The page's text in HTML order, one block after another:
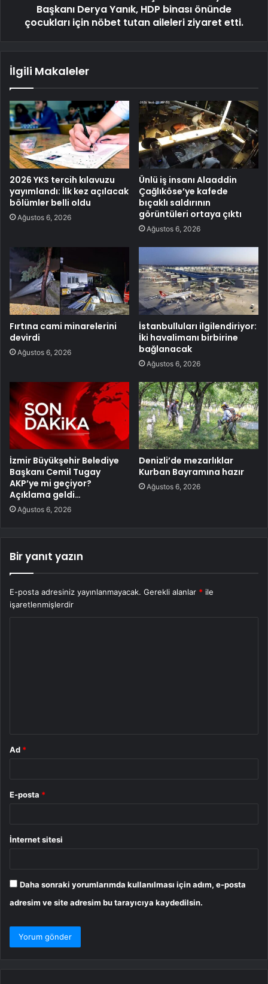
Başkanı Derya Yanık, HDP binası önünde
çocukları için nöbet tutan aileleri ziyaret etti.
İlgili Makaleler
2026 YKS tercih kılavuzu
yayımlandı: İlk kez açılacak
bölümler belli oldu
Ağustos 6, 2026
Ünlü iş insanı Alaaddin
Çağlıköse’ye kafede
bıçaklı saldırının
görüntüleri ortaya çıktı
Ağustos 6, 2026
Fırtına cami minarelerini
devirdi
Ağustos 6, 2026
İstanbulluları ilgilendiriyor:
İki havalimanı birbirine
bağlanacak
Ağustos 6, 2026
İzmir Büyükşehir Belediye
Başkanı Cemil Tugay
AKP’ye mi geçiyor?
Açıklama geldi…
Ağustos 6, 2026
Denizli’de mezarlıklar
Kurban Bayramına hazır
Ağustos 6, 2026
Bir yanıt yazın
E-posta adresiniz yayınlanmayacak. Gerekli alanlar * ile
işaretlenmişlerdir
Ad *
E-posta *
İnternet sitesi
Daha sonraki yorumlarımda kullanılması için adım, e-posta
adresim ve site adresim bu tarayıcıya kaydedilsin.